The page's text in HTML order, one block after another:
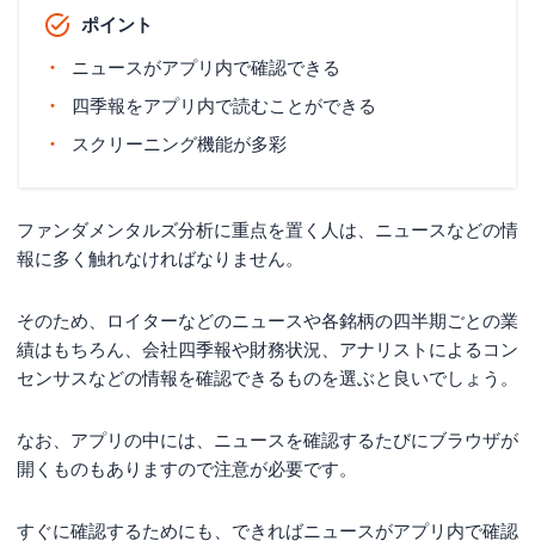
ポイント
ニュースがアプリ内で確認できる
四季報をアプリ内で読むことができる
スクリーニング機能が多彩
ファンダメンタルズ分析に重点を置く人は、ニュースなどの情
報に多く触れなければなりません。
そのため、ロイターなどのニュースや各銘柄の四半期ごとの業
績はもちろん、会社四季報や財務状況、アナリストによるコン
センサスなどの情報を確認できるものを選ぶと良いでしょう。
なお、アプリの中には、ニュースを確認するたびにブラウザが
開くものもありますので注意が必要です。
すぐに確認するためにも、できればニュースがアプリ内で確認